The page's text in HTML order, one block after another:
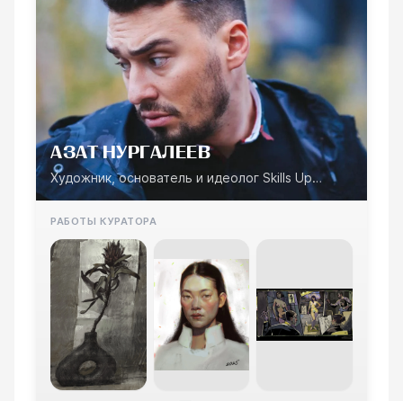
АЗАТ НУРГАЛЕЕВ
Художник, основатель и идеолог Skills Up
School
РАБОТЫ КУРАТОРА